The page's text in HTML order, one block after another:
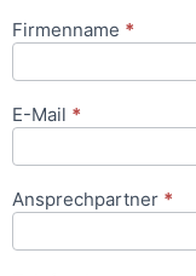
Anfrageformular
Firmenname *
E-Mail *
Ansprechpartner *